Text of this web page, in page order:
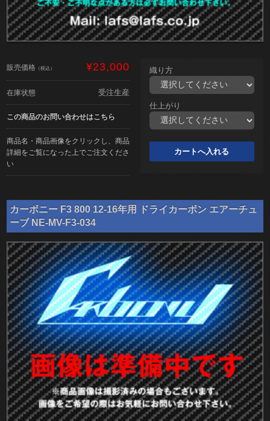
販売価格 （税込） ¥23,000
在庫状態 受注生産
この商品のお問い合わせはこちら
商品名・商品画像をクリックし、商品
詳細をご覧になった上でご注文くださ
い
織り方
仕上がり
カーボニー F3 800 12-16年用 ドライカーボン エアーチュ
ーブ NE-MV-F3-034